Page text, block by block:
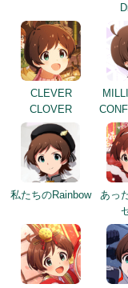
CLEVER
CLOVER
私たちのRainbow
あっ